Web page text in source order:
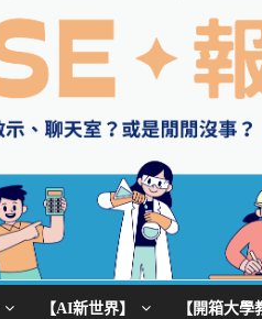
【AI新世界】 【開箱大學